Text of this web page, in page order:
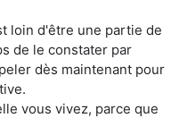
loin d'être une partie de
de le constater par
dès maintenant pour
vous vivez, parce que